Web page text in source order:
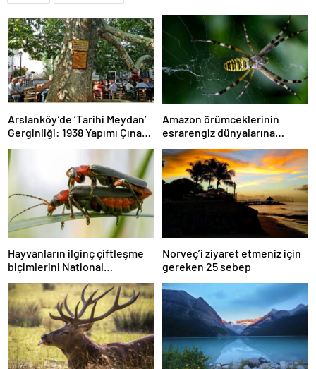
Arslanköy’de ‘Tarihi Meydan’
Gerginliği: 1938 Yapımı Çınarlı
Kahve Otopark mı Oluyor?
Amazon örümceklerinin
esrarengiz dünyalarına
gitmeye hazır olun.
Hayvanların ilginç çiftleşme
biçimlerini National
Geographic görüntüledi.
Norveç’i ziyaret etmeniz için
gereken 25 sebep